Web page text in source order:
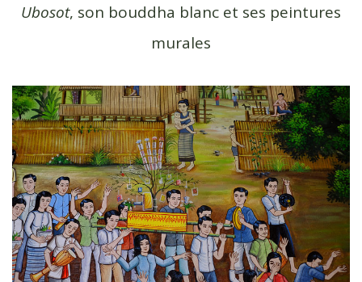
Ubosot, son bouddha blanc et ses peintures
murales